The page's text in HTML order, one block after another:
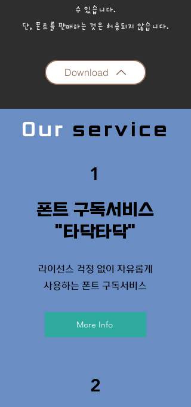
수 있습니다.
​단, 폰트를 판매하는 것은 허용되지 않습니다.
Download
Our service
1
폰트 구독서비스
​"타닥타닥"
라이선스 걱정 없이 자유롭게
사용하는 폰트 구독서비스
More Info
2